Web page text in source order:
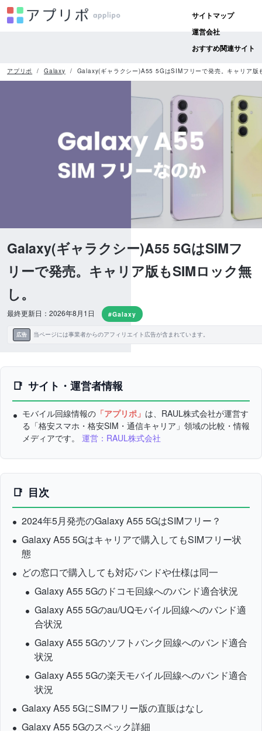
サイトマップ
運営会社
おすすめ関連サイト
アプリポ Galaxy Galaxy(ギャラクシー)A55 5GはSIMフリーで発売。キャリア版
Galaxy(ギャラクシー)A55 5GはSIMフ
リーで発売。キャリア版もSIMロック無
し。
最終更新日：2026年8月1日 #Galaxy
広告 当ページには事業者からのアフィリエイト広告が含まれています。
サイト・運営者情報
モバイル回線情報の 「アプリポ」 は、RAUL株式会社が運営す
る「格安スマホ・格安SIM・通信キャリア」領域の比較・情報
メディアです。 運営：RAUL株式会社
目次
2024年5月発売のGalaxy A55 5GはSIMフリー？
Galaxy A55 5Gはキャリアで購入してもSIMフリー状
態
どの窓口で購入しても対応バンドや仕様は同一
Galaxy A55 5Gのドコモ回線へのバンド適合状況
Galaxy A55 5Gのau/UQモバイル回線へのバンド適
合状況
Galaxy A55 5Gのソフトバンク回線へのバンド適合
状況
Galaxy A55 5Gの楽天モバイル回線へのバンド適合
状況
Galaxy A55 5GにSIMフリー版の直販はなし
Galaxy A55 5Gのスペック詳細